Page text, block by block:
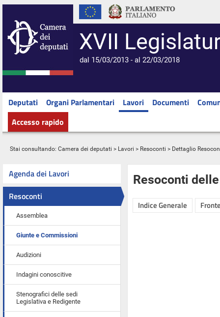
XVII
dal 15/03/2013 - al 22/03/2018
Deputati Organi Parlamentari Lavori Documenti
Accesso rapido
Stai consultando: Camera dei deputati > Lavori > Resoconti > Dettaglio
Agenda dei Lavori
Resoconti
Assemblea
Giunte e Commissioni
Audizioni
Indagini conoscitive
Stenografici delle sedi
Legislativa e Redigente
Resoconti
Indice Generale